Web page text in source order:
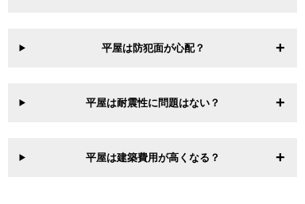
平屋は防犯面が心配？
平屋は耐震性に問題はない？
平屋は建築費用が高くなる？